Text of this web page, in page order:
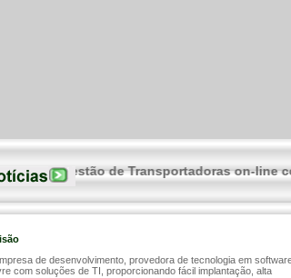
de Gestão de Transportadoras on-line